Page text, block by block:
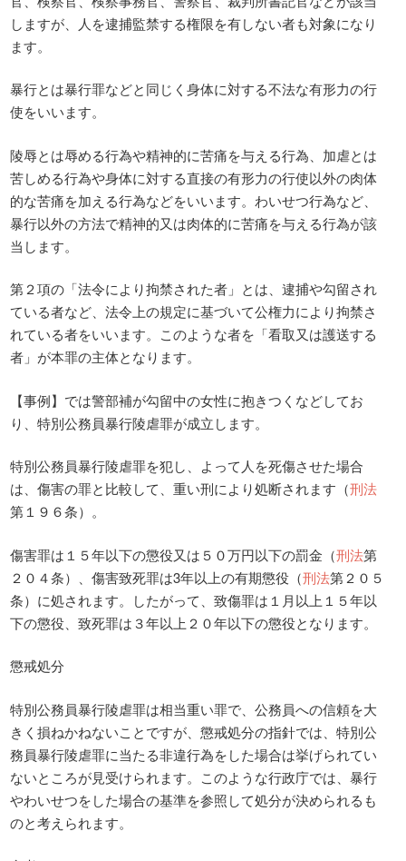
しますが、人を逮捕監禁する権限を有しない者も対象になり
ます。
暴行とは暴行罪などと同じく身体に対する不法な有形力の行
使をいいます。
陵辱とは辱める行為や精神的に苦痛を与える行為、加虐とは
苦しめる行為や身体に対する直接の有形力の行使以外の肉体
的な苦痛を加える行為などをいいます。わいせつ行為など、
暴行以外の方法で精神的又は肉体的に苦痛を与える行為が該
当します。
第２項の「法令により拘禁された者」とは、逮捕や勾留され
ている者など、法令上の規定に基づいて公権力により拘禁さ
れている者をいいます。このような者を「看取又は護送する
者」が本罪の主体となります。
【事例】では警部補が勾留中の女性に抱きつくなどしてお
り、特別公務員暴行陵虐罪が成立します。
特別公務員暴行陵虐罪を犯し、よって人を死傷させた場合
は、傷害の罪と比較して、重い刑により処断されます（刑法
第１９６条）。
傷害罪は１５年以下の懲役又は５０万円以下の罰金（刑法第
２０４条）、傷害致死罪は3年以上の有期懲役（刑法第２０５
条）に処されます。したがって、致傷罪は１月以上１５年以
下の懲役、致死罪は３年以上２０年以下の懲役となります。
懲戒処分
特別公務員暴行陵虐罪は相当重い罪で、公務員への信頼を大
きく損ねかねないことですが、懲戒処分の指針では、特別公
務員暴行陵虐罪に当たる非違行為をした場合は挙げられてい
ないところが見受けられます。このような行政庁では、暴行
やわいせつをした場合の基準を参照して処分が決められるも
のと考えられます。